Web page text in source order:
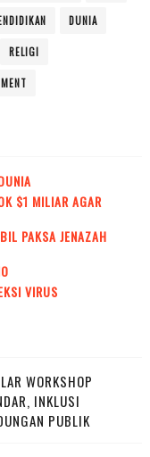
DUNIA
RELIGI
$1 MILIAR AGAR
PAKSA JENAZAH
VIRUS
WORKSHOP
INKLUSI
PUBLIK